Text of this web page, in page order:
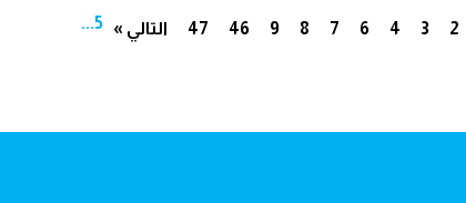
2
3
4
5 6
7
8
9
... 46
47 التالي »